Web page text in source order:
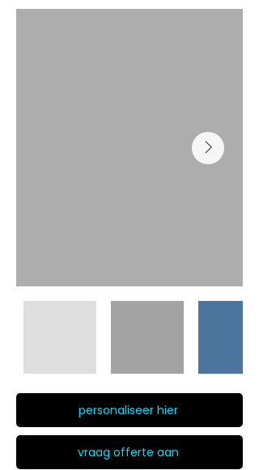
personaliseer hier
vraag offerte aan